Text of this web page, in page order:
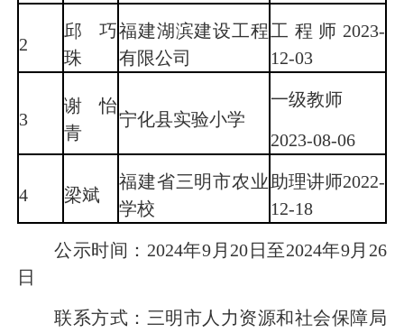
2
邱巧
珠
福建湖滨建设工程
有限公司
工程师2023-
12-03
3
谢怡
青
宁化县实验小学
一级教师
2023-08-06
4 梁斌
福建省三明市农业
学校
助理讲师2022-
12-18
公示时间：2024年9月20日至2024年9月26
日
联系方式：三明市人力资源和社会保障局